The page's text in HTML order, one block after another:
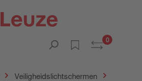
0
Veiligheidslichtschermen